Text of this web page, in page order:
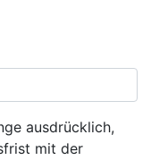
ausdrücklich,
mit der